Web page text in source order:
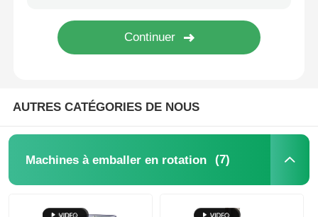
machine à emballer de sac de maille
AUTRES CATÉGORIES DE NOUS
Machines à emballer en rotation (7)